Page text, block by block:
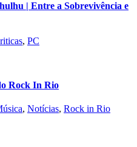
| Entre a Sobrevivência e
, PC
Rock In Rio
, Notícias, Rock in Rio